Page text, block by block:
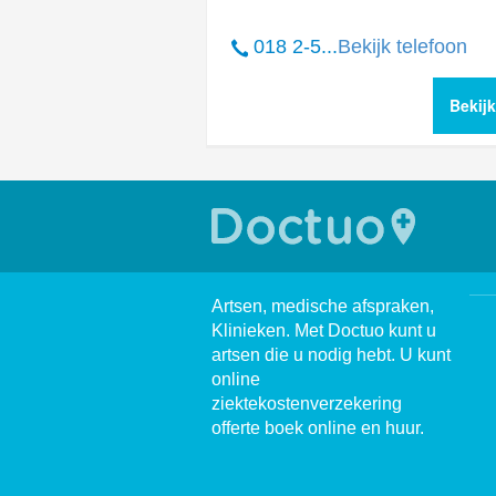
018 2-5...Bekijk telefoon
Artsen, medische afspraken,
Klinieken. Met Doctuo kunt u
artsen die u nodig hebt. U kunt
online
ziektekostenverzekering
offerte boek online en huur.